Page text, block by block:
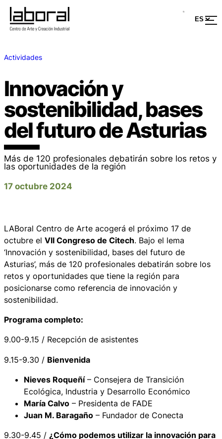
Actividades
Innovación y
sostenibilidad, bases
del futuro de Asturias
Más de 120 profesionales debatirán sobre los retos y
las oportunidades de la región
17 octubre 2024
LABoral Centro de Arte acogerá el próximo 17 de
octubre el VII Congreso de Citech. Bajo el lema
‘Innovación y sostenibilidad, bases del futuro de
Asturias’, más de 120 profesionales debatirán sobre los
retos y oportunidades que tiene la región para
posicionarse como referencia de innovación y
sostenibilidad.
Programa completo:
9.00-9.15 / Recepción de asistentes
9.15-9.30 / Bienvenida
Nieves Roqueñí– Consejera de Transición
Ecológica, Industria y Desarrollo Económico
María Calvo – Presidenta de FADE
Juan M. Baragaño – Fundador de Conecta
9.30-9.45 / ¿Cómo podemos utilizar la innovación para